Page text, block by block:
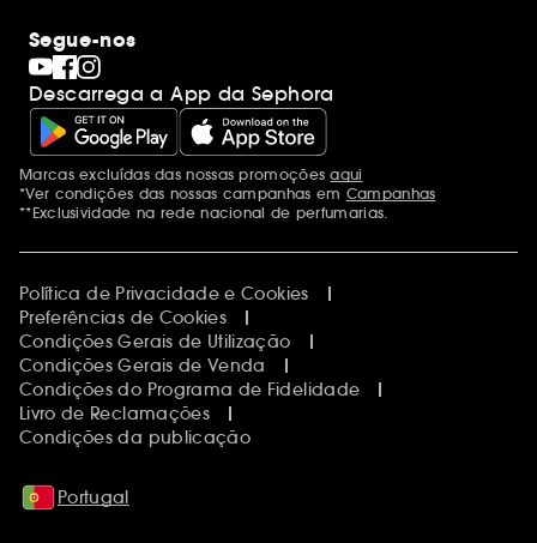
Segue-nos
Descarrega a App da Sephora
Menções adicionais
Marcas excluídas das nossas promoçõesaqui
*Ver condições das nossas campanhas em Campanhas
**Exclusividade na rede nacional de perfumarias.
Política de Privacidade e Cookies
Preferências de Cookies
Condições Gerais de Utilização
Condições Gerais de Venda
Condições do Programa de Fidelidade
Livro de Reclamações
Condições da publicação
Portugal